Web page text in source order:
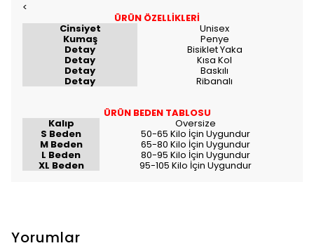
<
ÜRÜN ÖZELLİKLERİ
Cinsiyet Unisex
Kumaş Penye
Detay Bisiklet Yaka
Detay Kısa Kol
Detay Baskılı
Detay Ribanalı
ÜRÜN BEDEN TABLOSU
Kalıp Oversize
S Beden 50-65 Kilo İçin Uygundur
M Beden 65-80 Kilo İçin Uygundur
L Beden 80-95 Kilo İçin Uygundur
XL Beden 95-105 Kilo İçin Uygundur
Yorumlar